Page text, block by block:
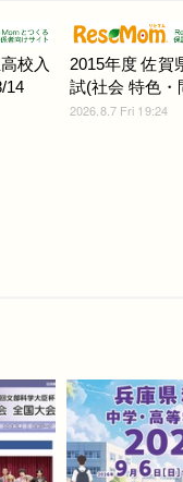
校入
14
2015年度 佐賀
試(社会 特色・
2026.8.7 Fri 19:24